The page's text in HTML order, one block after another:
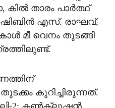
താരം പാർത്ഥ്
ഷിബിൻ എസ്. രാഘവ്,
മീ വെനം തുടങ്ങി
കുറിച്ചിരുന്നത്.
2: കൺക്ലൂഷൻ,